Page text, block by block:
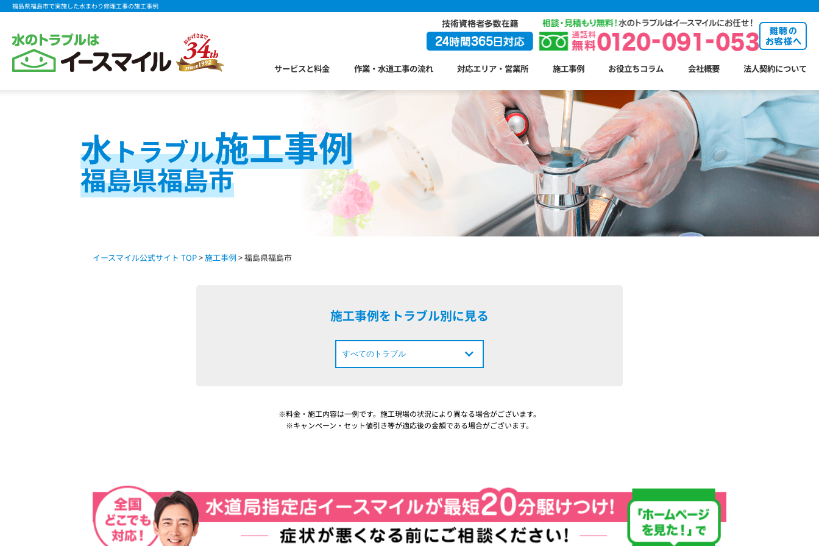
福島県福島市で実施した水まわり修理工事の施工事例
サービスと料金 作業・水道工事の流れ 対応エリア・営業所 施工事例 お役立ちコラム 会社概要 法人契約について
水トラブル施工事例
福島県福島市
イースマイル公式サイト TOP>施工事例 > 福島県福島市
施工事例をトラブル別に見る
※料金・施工内容は一例です。施工現場の状況により異なる場合がございます。
※キャンペーン・セット値引き等が適応後の金額である場合がございます。